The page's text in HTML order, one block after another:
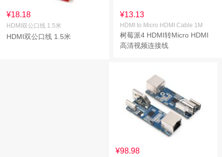
¥18.18
HDMI双公口线 1.5米
HDMI双公口线 1.5米
¥13.13
HDMI to Micro HDMI Cable 1M
树莓派4 HDMI转Micro HDMI
高清视频连接线
¥98.98